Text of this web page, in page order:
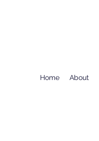
Home About